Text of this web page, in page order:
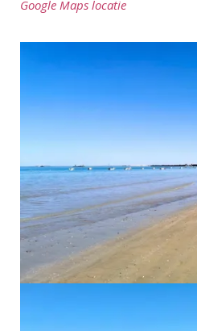
Google Maps locatie